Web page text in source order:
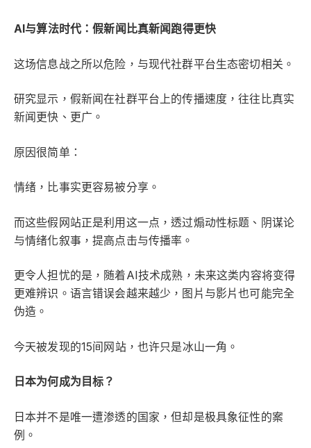
AI与算法时代：假新闻比真新闻跑得更快
这场信息战之所以危险，与现代社群平台生态密切相关。
研究显示，假新闻在社群平台上的传播速度，往往比真实
新闻更快、更广。
原因很简单：
情绪，比事实更容易被分享。
而这些假网站正是利用这一点，透过煽动性标题、阴谋论
与情绪化叙事，提高点击与传播率。
更令人担忧的是，随着AI技术成熟，未来这类内容将变得
更难辨识。语言错误会越来越少，图片与影片也可能完全
伪造。
今天被发现的15间网站，也许只是冰山一角。
日本为何成为目标？
日本并不是唯一遭渗透的国家，但却是极具象征性的案
例。